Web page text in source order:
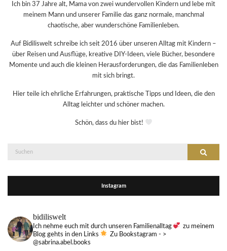
Ich bin 37 Jahre alt, Mama von zwei wundervollen Kindern und lebe mit
meinem Mann und unserer Familie das ganz normale, manchmal
chaotische, aber wunderschöne Familienleben.
Auf Bidiliswelt schreibe ich seit 2016 über unseren Alltag mit Kindern –
über Reisen und Ausflüge, kreative DIY-Ideen, viele Bücher, besondere
Momente und auch die kleinen Herausforderungen, die das Familienleben
mit sich bringt.
Hier teile ich ehrliche Erfahrungen, praktische Tipps und Ideen, die den
Alltag leichter und schöner machen.
Schön, dass du hier bist!
Suche
Instagram
bidiliswelt
Ich nehme euch mit durch unseren Familienalltag
zu meinem
Blog gehts in den Links
Zu Bookstagram - >
@sabrina.abel.books